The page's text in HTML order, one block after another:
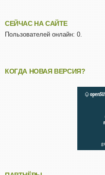
СЕЙЧАС НА САЙТЕ
Пользователей онлайн: 0.
КОГДА НОВАЯ ВЕРСИЯ?